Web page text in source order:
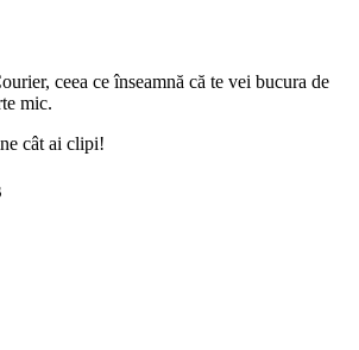
ceea ce înseamnă că te vei bucura de
mic.
cât ai clipi!